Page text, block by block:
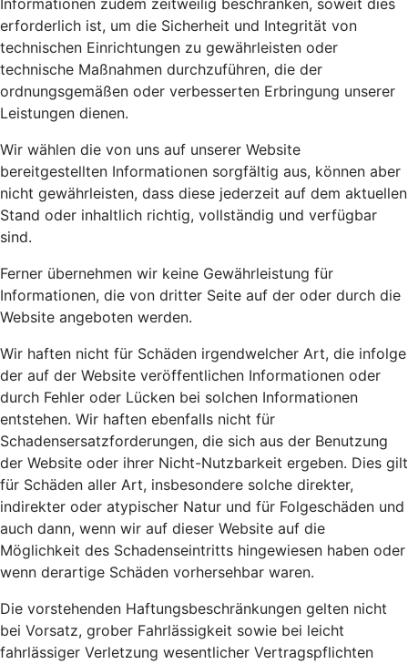
Informationen zudem zeitweilig beschränken, soweit dies
erforderlich ist, um die Sicherheit und Integrität von
technischen Einrichtungen zu gewährleisten oder
technische Maßnahmen durchzuführen, die der
ordnungsgemäßen oder verbesserten Erbringung unserer
Leistungen dienen.
Wir wählen die von uns auf unserer Website
bereitgestellten Informationen sorgfältig aus, können aber
nicht gewährleisten, dass diese jederzeit auf dem aktuellen
Stand oder inhaltlich richtig, vollständig und verfügbar
sind.
Ferner übernehmen wir keine Gewährleistung für
Informationen, die von dritter Seite auf der oder durch die
Website angeboten werden.
Wir haften nicht für Schäden irgendwelcher Art, die infolge
der auf der Website veröffentlichen Informationen oder
durch Fehler oder Lücken bei solchen Informationen
entstehen. Wir haften ebenfalls nicht für
Schadensersatzforderungen, die sich aus der Benutzung
der Website oder ihrer Nicht-Nutzbarkeit ergeben. Dies gilt
für Schäden aller Art, insbesondere solche direkter,
indirekter oder atypischer Natur und für Folgeschäden und
auch dann, wenn wir auf dieser Website auf die
Möglichkeit des Schadenseintritts hingewiesen haben oder
wenn derartige Schäden vorhersehbar waren.
Die vorstehenden Haftungsbeschränkungen gelten nicht
bei Vorsatz, grober Fahrlässigkeit sowie bei leicht
fahrlässiger Verletzung wesentlicher Vertragspflichten